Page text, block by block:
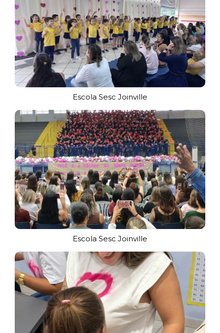
Escola Sesc Joinville
Escola Sesc Joinville